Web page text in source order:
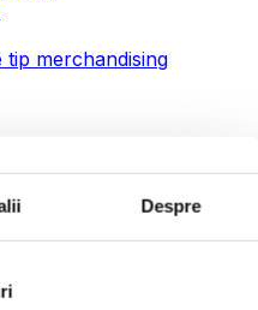
Despre
tip merchandising